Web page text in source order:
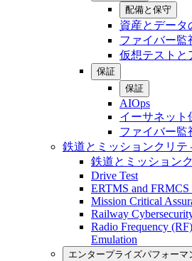
配備と保守
資産とデータ
ファイバー監
仮想テストと
保証
保証
AIOps
イーサネット
ファイバー監
鉄道とミッションクリテ
鉄道とミッション
Drive Test
ERTMS and
Mission Critical
Railway
Radio Frequency
Emulation
エンタープライズパフォーマ